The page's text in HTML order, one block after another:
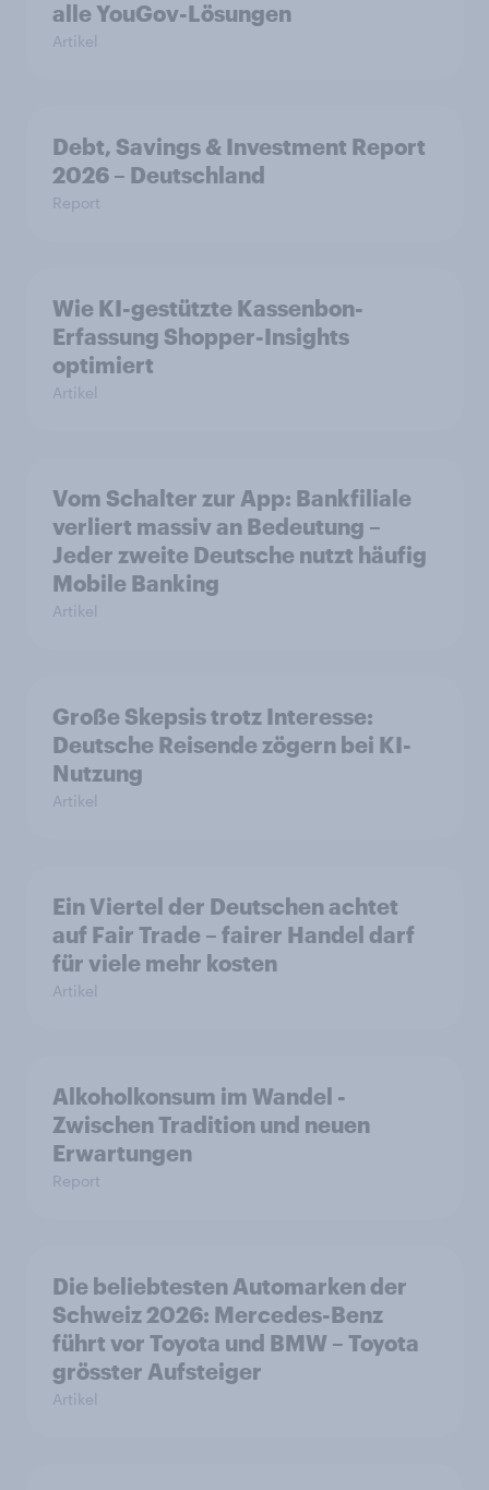
alle YouGov-Lösungen
Artikel
Debt, Savings & Investment Report
2026 – Deutschland
Report
Wie KI-gestützte Kassenbon-
Erfassung Shopper-Insights
optimiert
Artikel
Vom Schalter zur App: Bankfiliale
verliert massiv an Bedeutung –
Jeder zweite Deutsche nutzt häufig
Mobile Banking
Artikel
Große Skepsis trotz Interesse:
Deutsche Reisende zögern bei KI-
Nutzung
Artikel
Ein Viertel der Deutschen achtet
auf Fair Trade – fairer Handel darf
für viele mehr kosten
Artikel
Alkoholkonsum im Wandel​ -
Zwischen Tradition und neuen
Erwartungen
Report
Die beliebtesten Automarken der
Schweiz 2026: Mercedes-Benz
führt vor Toyota und BMW – Toyota
grösster Aufsteiger
Artikel